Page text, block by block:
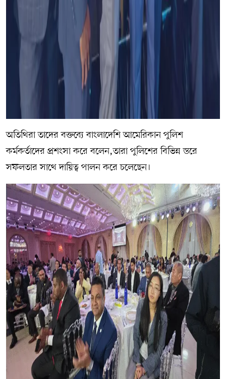
অতিথিরা তাদের বক্তব্যে বাংলাদেশি আমেরিকান পুলিশ
কর্মকর্তাদের প্রশংসা করে বলেন,তারা পুলিশের বিভিন্ন স্তরে
সফলতার সাথে দায়িত্ব পালন করে চলেছেন।